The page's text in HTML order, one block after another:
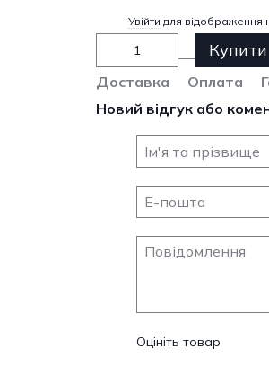
Увійти для відображення
Купити
Доставка Оплата
Новий відгук або
Оцініть товар